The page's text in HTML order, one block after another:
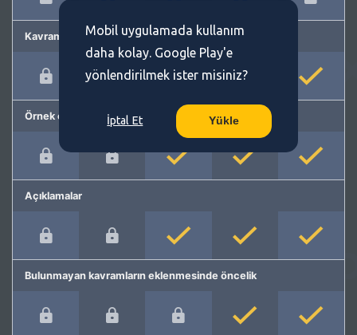
Kavram önerme
Örnek cümleler
Açıklamalar
Bulunmayan kavramların eklenmesinde öncelik
Mobil uygulamada kullanım
daha kolay. Google Play'e
yönlendirilmek ister misiniz?
İptal Et Yükle